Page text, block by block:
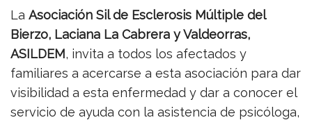
La Asociación Sil de Esclerosis Múltiple del
Bierzo, Laciana La Cabrera y Valdeorras,
ASILDEM, invita a todos los afectados y
familiares a acercarse a esta asociación para dar
visibilidad a esta enfermedad y dar a conocer el
servicio de ayuda con la asistencia de psicóloga,